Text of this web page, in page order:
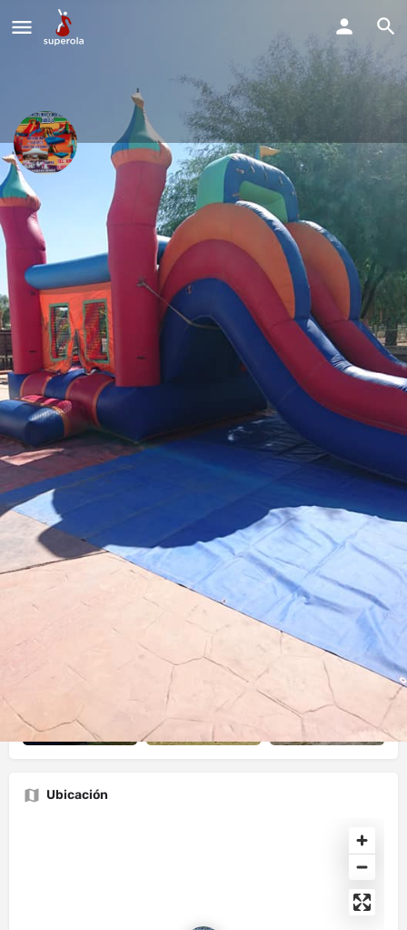
Renta De Brincolinas rockolas
Bebo'S
Estamos disponibles para todo tipo de fiestas y eventos.
Precio de salida: $0 Llama Ahora
Perfil Explorar los Videos Solicitud de Reserva
Llama Ahora Mensaje directo
Acerca de Vendedor
Estamos disponibles para todo tipo de fiestas y eventos. Por
favor contáctenos usando la forma de contacto aquí. Es la
manera mas rápida de comunicarse. Gracias
Ubicación